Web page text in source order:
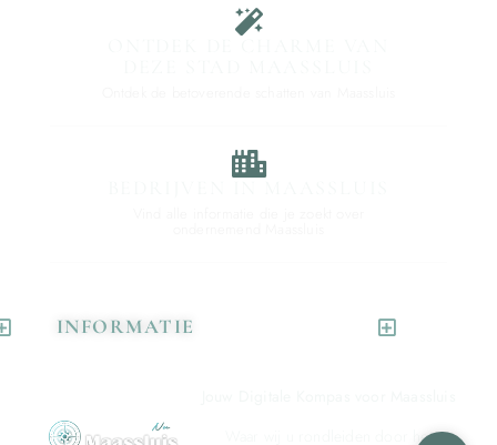
INFORMATIE
Waar wij u rondleiden door het